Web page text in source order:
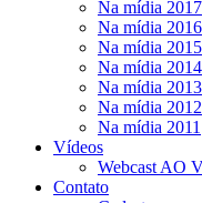
Na mídia 2017
Na mídia 2016
Na mídia 2015
Na mídia 2014
Na mídia 2013
Na mídia 2012
Na mídia 2011
Vídeos
Webcast AO
Contato